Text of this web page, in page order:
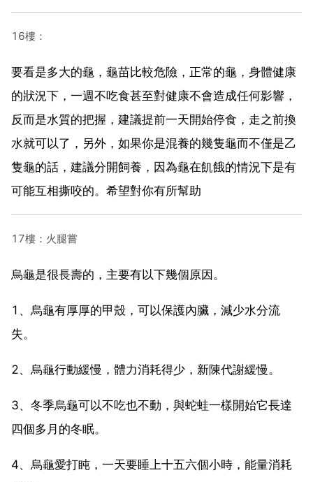
16樓：
要看是多大的龜，龜苗比較危險，正常的龜，身體健康
的狀況下，一週不吃食甚至對健康不會造成任何影響，
反而是水質的把握，建議提前一天開始停食，走之前換
水就可以了，另外，如果你是混養的幾隻龜而不僅是乙
隻龜的話，建議分開飼養，因為龜在飢餓的情況下是有
可能互相撕咬的。希望對你有所幫助
17樓：火腿嘗
烏龜是很長壽的，主要有以下幾個原因。
1、烏龜有厚厚的甲殼，可以保護內臟，減少水分流
失。
2、烏龜行動緩慢，體力消耗得少，新陳代謝緩慢。
3、冬季烏龜可以不吃也不動，與蛇蛙一樣開始它長達
四個多月的冬眠。
4、烏龜愛打盹，一天要睡上十五六個小時，能量消耗